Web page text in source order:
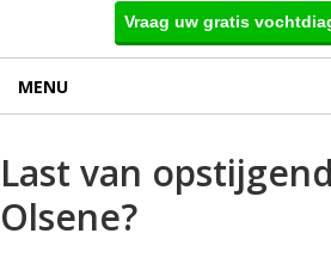
Vraag uw gratis
MENU
Last van
Olsene?